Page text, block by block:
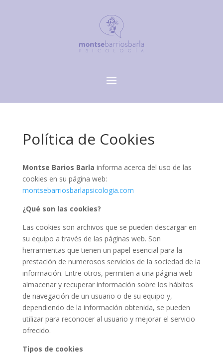
Política de Cookies
Montse Barios Barla informa acerca del uso de las
cookies en su página web:
montsebarriosbarlapsicologia.com
¿Qué son las cookies?
Las cookies son archivos que se pueden descargar en
su equipo a través de las páginas web. Son
herramientas que tienen un papel esencial para la
prestación de numerosos servicios de la sociedad de la
información. Entre otros, permiten a una página web
almacenar y recuperar información sobre los hábitos
de navegación de un usuario o de su equipo y,
dependiendo de la información obtenida, se pueden
utilizar para reconocer al usuario y mejorar el servicio
ofrecido.
Tipos de cookies